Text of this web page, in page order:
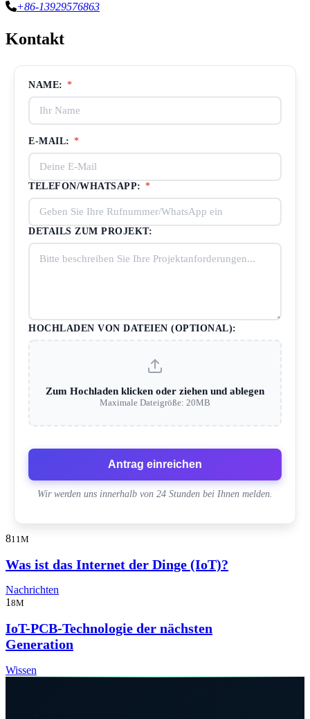
+86-13929576863
Kontakt
NAME: *
E-MAIL: *
TELEFON/WHATSAPP: *
DETAILS ZUM PROJEKT:
HOCHLADEN VON DATEIEN (OPTIONAL):
Zum Hochladen klicken oder ziehen und ablegen
Maximale Dateigröße: 20MB
Antrag einreichen
Wir werden uns innerhalb von 24 Stunden bei Ihnen melden.
811M
Was ist das Internet der Dinge (IoT)?
Nachrichten
18M
IoT-PCB-Technologie der nächsten
Generation
Wissen